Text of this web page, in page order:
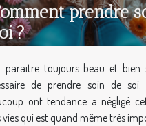
prendre
?
paraitre toujours beau et bien
de prendre soin de soi.
ont tendance a négligé
vies qui est quand même très